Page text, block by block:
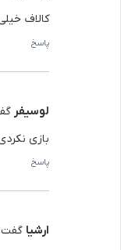
کالاف
پاسخ
لوسیفر
بازی
پاسخ
ارشیا گفت: